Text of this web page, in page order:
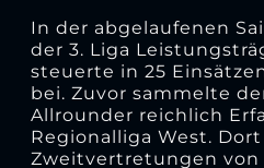
In der abgelaufenen
der 3. Liga
steuerte in 25
bei. Zuvor sammelte
Allrounder reichlich
Regionalliga West.
Zweitvertretungen von